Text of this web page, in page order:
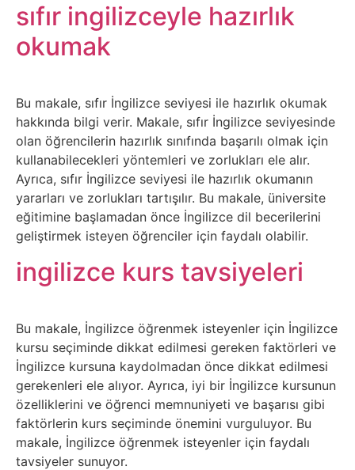
Felsefe
Genel
Gezi
Gizem
Grafik
&
Güvenlik
Haber
Hayvanlar
Hobi
sıfır ingilizceyle hazırlık
okumak
Bu makale, sıfır İngilizce seviyesi ile hazırlık okumak
hakkında bilgi verir. Makale, sıfır İngilizce seviyesinde
olan öğrencilerin hazırlık sınıfında başarılı olmak için
kullanabilecekleri yöntemleri ve zorlukları ele alır.
Ayrıca, sıfır İngilizce seviyesi ile hazırlık okumanın
yararları ve zorlukları tartışılır. Bu makale, üniversite
eğitimine başlamadan önce İngilizce dil becerilerini
geliştirmek isteyen öğrenciler için faydalı olabilir.
ingilizce kurs tavsiyeleri
Bu makale, İngilizce öğrenmek isteyenler için İngilizce
kursu seçiminde dikkat edilmesi gereken faktörleri ve
İngilizce kursuna kaydolmadan önce dikkat edilmesi
gerekenleri ele alıyor. Ayrıca, iyi bir İngilizce kursunun
özelliklerini ve öğrenci memnuniyeti ve başarısı gibi
faktörlerin kurs seçiminde önemini vurguluyor. Bu
makale, İngilizce öğrenmek isteyenler için faydalı
tavsiyeler sunuyor.